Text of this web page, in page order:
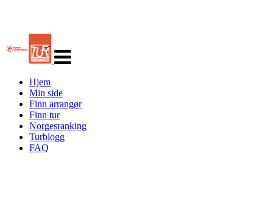
navigasjon
Hjem
Min side
Finn arrangør
Finn tur
Norgesranking
Turblogg
FAQ